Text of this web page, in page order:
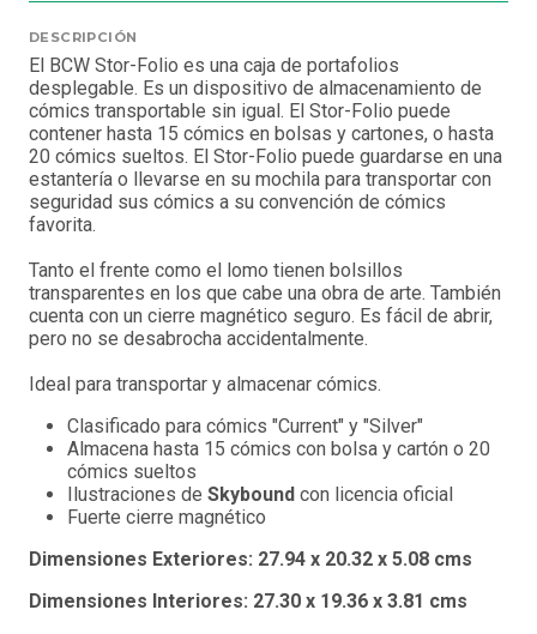
DESCRIPCIÓN
El BCW Stor-Folio es una caja de portafolios
desplegable. Es un dispositivo de almacenamiento de
cómics transportable sin igual. El Stor-Folio puede
contener hasta 15 cómics en bolsas y cartones, o hasta
20 cómics sueltos. El Stor-Folio puede guardarse en una
estantería o llevarse en su mochila para transportar con
seguridad sus cómics a su convención de cómics
favorita.
Tanto el frente como el lomo tienen bolsillos
transparentes en los que cabe una obra de arte. También
cuenta con un cierre magnético seguro. Es fácil de abrir,
pero no se desabrocha accidentalmente.
Ideal para transportar y almacenar cómics.
Clasificado para cómics "Current" y "Silver"
Almacena hasta 15 cómics con bolsa y cartón o 20
cómics sueltos
Ilustraciones de Skybound con licencia oficial
Fuerte cierre magnético
Dimensiones Exteriores: 27.94 x 20.32 x 5.08 cms
Dimensiones Interiores: 27.30 x 19.36 x 3.81 cms